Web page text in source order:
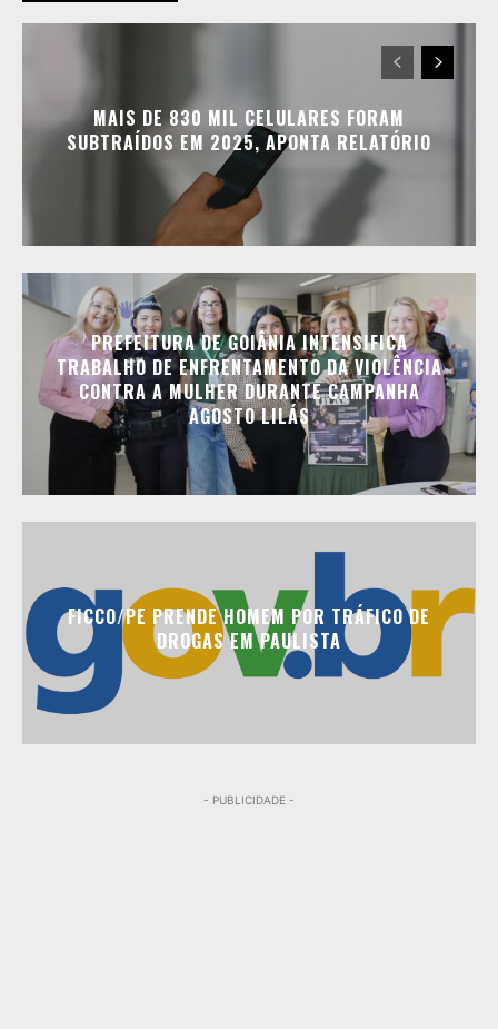
MAIS DE 830 MIL CELULARES FORAM
SUBTRAÍDOS EM 2025, APONTA RELATÓRIO
PREFEITURA DE GOIÂNIA INTENSIFICA
TRABALHO DE ENFRENTAMENTO DA VIOLÊNCIA
CONTRA A MULHER DURANTE CAMPANHA
AGOSTO LILÁS
FICCO/PE PRENDE HOMEM POR TRÁFICO DE
DROGAS EM PAULISTA
- PUBLICIDADE -